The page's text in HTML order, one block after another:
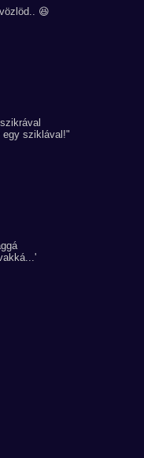
😆
egy sziklával!"